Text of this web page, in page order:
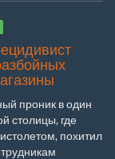
проник в один
столицы, где
похитил